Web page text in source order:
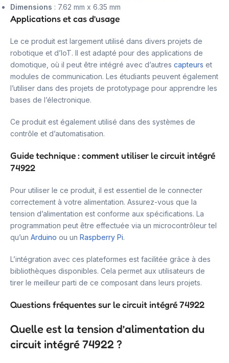
Dimensions : 7.62 mm x 6.35 mm
Applications et cas d’usage
Le ce produit est largement utilisé dans divers projets de
robotique et d’IoT. Il est adapté pour des applications de
domotique, où il peut être intégré avec d’autres capteurs et
modules de communication. Les étudiants peuvent également
l’utiliser dans des projets de prototypage pour apprendre les
bases de l’électronique.
Ce produit est également utilisé dans des systèmes de
contrôle et d’automatisation.
Guide technique : comment utiliser le circuit intégré
74922
Pour utiliser le ce produit, il est essentiel de le connecter
correctement à votre alimentation. Assurez-vous que la
tension d’alimentation est conforme aux spécifications. La
programmation peut être effectuée via un microcontrôleur tel
qu’un Arduino ou un Raspberry Pi.
L’intégration avec ces plateformes est facilitée grâce à des
bibliothèques disponibles. Cela permet aux utilisateurs de
tirer le meilleur parti de ce composant dans leurs projets.
Questions fréquentes sur le circuit intégré 74922
Quelle est la tension d’alimentation du
circuit intégré 74922 ?